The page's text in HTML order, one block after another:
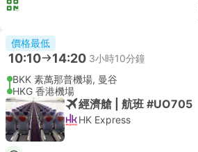
價格最低
10:10 14:20 3小時10分鐘
BKK 素萬那普機場, 曼谷
HKG 香港機場
經濟艙 | 航班 #UO705
HK Express